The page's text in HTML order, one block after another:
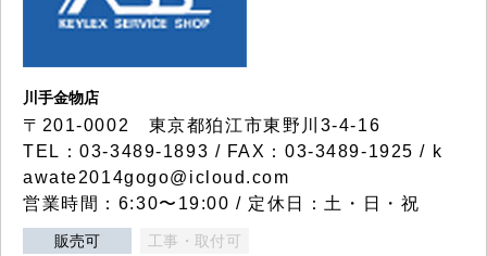
川手金物店
〒201-0002 東京都狛江市東野川3-4-16
TEL：03-3489-1893 / FAX：03-3489-1925 / k
awate2014gogo@icloud.com
営業時間：6:30〜19:00 / 定休日：土・日・祝
販売可 工事・取付可